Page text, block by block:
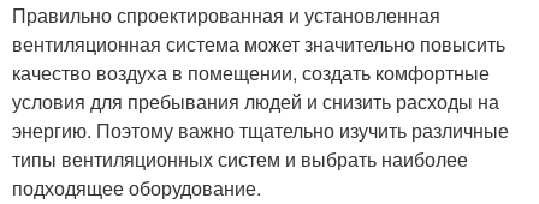
Правильно спроектированная и установленная
вентиляционная система может значительно повысить
качество воздуха в помещении, создать комфортные
условия для пребывания людей и снизить расходы на
энергию. Поэтому важно тщательно изучить различные
типы вентиляционных систем и выбрать наиболее
подходящее оборудование.